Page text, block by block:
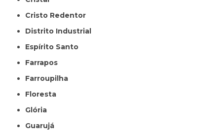
Cristo Redentor
Distrito Industrial
Espírito Santo
Farrapos
Farroupilha
Floresta
Glória
Guarujá